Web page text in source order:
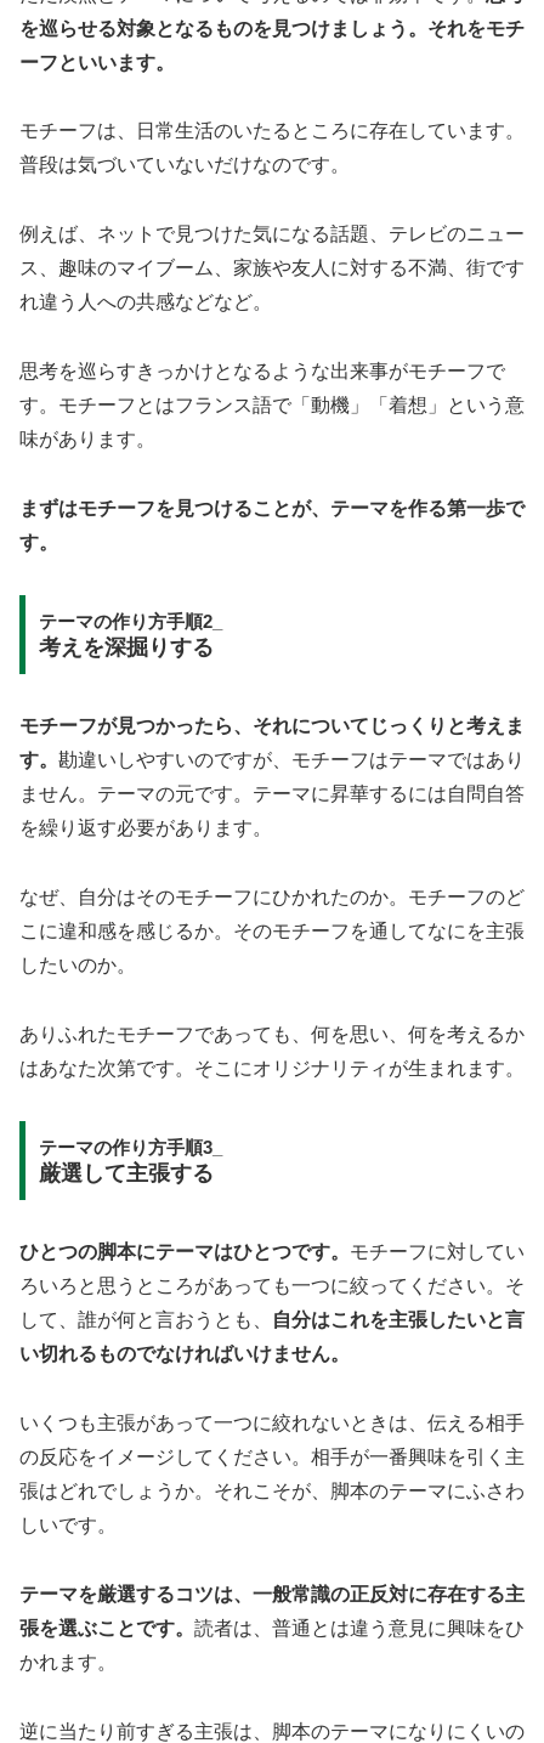
を巡らせる対象となるものを見つけましょう。それをモチ
ーフといいます。
モチーフは、日常生活のいたるところに存在しています。
普段は気づいていないだけなのです。
例えば、ネットで見つけた気になる話題、テレビのニュー
ス、趣味のマイブーム、家族や友人に対する不満、街です
れ違う人への共感などなど。
思考を巡らすきっかけとなるような出来事がモチーフで
す。モチーフとはフランス語で「動機」「着想」という意
味があります。
まずはモチーフを見つけることが、テーマを作る第一歩で
す。
テーマの作り方手順2_
考えを深掘りする
モチーフが見つかったら、それについてじっくりと考えま
す。 勘違いしやすいのですが、モチーフはテーマではあり
ません。テーマの元です。テーマに昇華するには自問自答
を繰り返す必要があります。
なぜ、自分はそのモチーフにひかれたのか。モチーフのど
こに違和感を感じるか。そのモチーフを通してなにを主張
したいのか。
ありふれたモチーフであっても、何を思い、何を考えるか
はあなた次第です。そこにオリジナリティが生まれます。
テーマの作り方手順3_
厳選して主張する
ひとつの脚本にテーマはひとつです。 モチーフに対してい
ろいろと思うところがあっても一つに絞ってください。そ
して、誰が何と言おうとも、
自分はこれを主張したいと言
い切れるものでなければいけません。
いくつも主張があって一つに絞れないときは、伝える相手
の反応をイメージしてください。相手が一番興味を引く主
張はどれでしょうか。それこそが、脚本のテーマにふさわ
しいです。
テーマを厳選するコツは、一般常識の正反対に存在する主
張を選ぶことです。 読者は、普通とは違う意見に興味をひ
かれます。
逆に当たり前すぎる主張は、脚本のテーマになりにくいの